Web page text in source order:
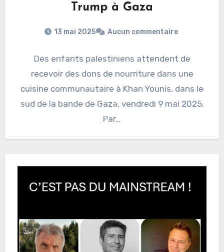
Trump à Gaza
13 mai 2025 Aucun commentaire
Des enfants palestiniens attendent de
recevoir des dons de nourriture dans une
cuisine communautaire à Khan Younis, dans le
sud de la bande de Gaza, vendredi 9 mai 2025.
Par…